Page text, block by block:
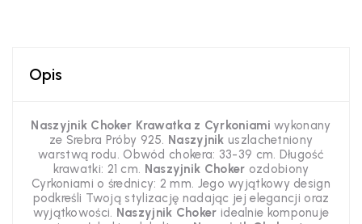
Opis
Naszyjnik Choker Krawatka z Cyrkoniamiwykonany
ze Srebra Próby 925. Naszyjnik uszlachetniony
warstwą rodu. Obwód chokera: 33-39 cm. Długość
krawatki: 21 cm. Naszyjnik Choker ozdobiony
Cyrkoniami o średnicy: 2 mm. Jego wyjątkowy design
podkreśli Twoją stylizację nadając jej elegancji oraz
wyjątkowości. Naszyjnik Choker idealnie komponuje